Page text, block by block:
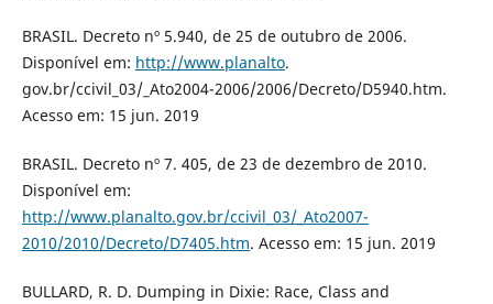
BRASIL. Decreto nº 5.940, de 25 de outubro de 2006.
Disponível em: http://www.planalto.
gov.br/ccivil_03/_Ato2004-2006/2006/Decreto/D5940.htm.
Acesso em: 15 jun. 2019
BRASIL. Decreto nº 7. 405, de 23 de dezembro de 2010.
Disponível em:
http://www.planalto.gov.br/ccivil_03/_Ato2007-
2010/2010/Decreto/D7405.htm. Acesso em: 15 jun. 2019
BULLARD, R. D. Dumping in Dixie: Race, Class and